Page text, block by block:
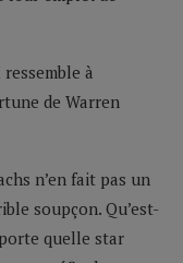
à
de Warren
n’en fait pas un
soupçon. Qu’est-
quelle star